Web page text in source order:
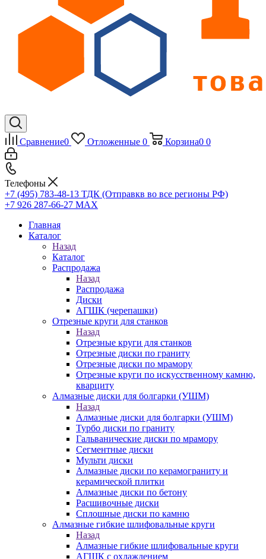
Сравнение0 Отложенные 0 Корзина0 0
Телефоны
+7 (495) 783-48-13 ТДК (Отправкв во все регионы РФ)
+7 926 287-66-27 МАХ
Главная
Каталог
Назад
Каталог
Распродажа
Назад
Распродажа
Диски
АГШК (черепашки)
Отрезные круги для станков
Назад
Отрезные круги для станков
Отрезные диски по граниту
Отрезные диски по мрамору
Отрезные круги по искусственному камню,
кварциту
Алмазные диски для болгарки (УШМ)
Назад
Алмазные диски для болгарки (УШМ)
Турбо диски по граниту
Гальванические диски по мрамору
Сегментные диски
Мульти диски
Алмазные диски по керамограниту и
керамической плитки
Алмазные диски по бетону
Расшивочные диски
Сплошные диски по камню
Алмазные гибкие шлифовальные круги
Назад
Алмазные гибкие шлифовальные круги
АГШК с охлаждением